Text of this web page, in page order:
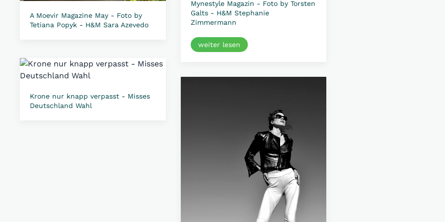
Mynestyle Magazin - Foto by Torsten
Galts - H&M Stephanie
Zimmermann
weiter lesen
A Moevir Magazine May - Foto by
Tetiana Popyk - H&M Sara Azevedo
Krone nur knapp verpasst - Misses
Deutschland Wahl